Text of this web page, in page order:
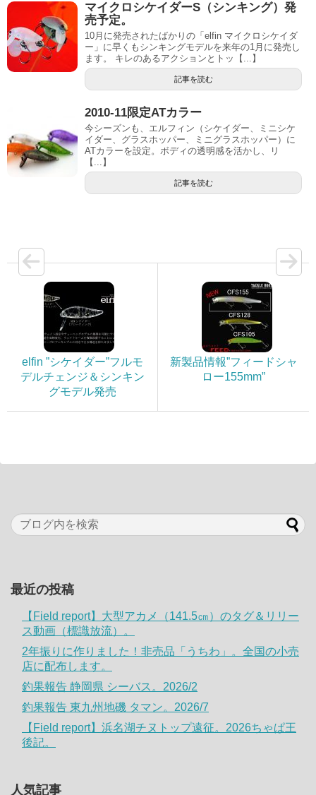
マイクロシケイダーS（シンキング）発
売予定。
10月に発売されたばかりの「elfin マイクロシケイダ
ー」に早くもシンキングモデルを来年の1月に発売し
ます。 キレのあるアクションとトッ【...】
記事を読む
2010-11限定ATカラー
今シーズンも、エルフィン（シケイダー、ミニシケ
イダー、グラスホッパー、ミニグラスホッパー）に
ATカラーを設定。ボディの透明感を活かし、リ
【...】
記事を読む
elfin ”シケイダー”フルモ
デルチェンジ＆シンキン
グモデル発売
新製品情報”フィードシャ
ロー155mm”
最近の投稿
【Field report】大型アカメ（141.5㎝）のタグ＆リリー
ス動画（標識放流）。
2年振りに作りました！非売品「うちわ」。全国の小売
店に配布します。
釣果報告 静岡県 シーバス。2026/2
釣果報告 東九州地磯 タマン。2026/7
【Field report】浜名湖チヌトップ遠征。2026ちゃぱ王
後記。
人気記事